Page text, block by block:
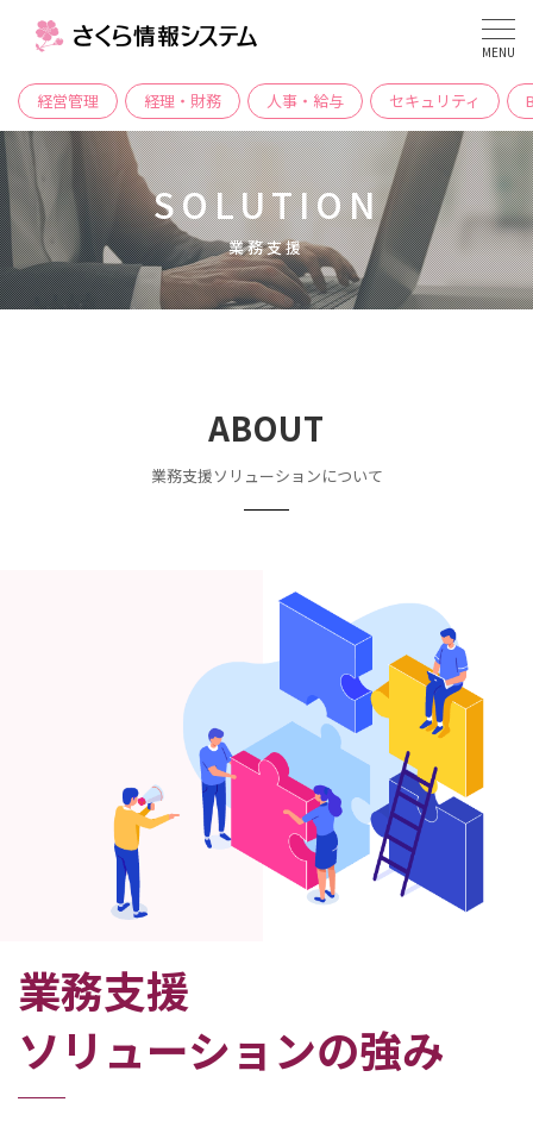
MENU
経営管理 経理・財務 人事・給与 セキュリティ
SOLUTION
業務支援
ABOUT
業務支援ソリューションについて
業務支援
ソリューションの強み